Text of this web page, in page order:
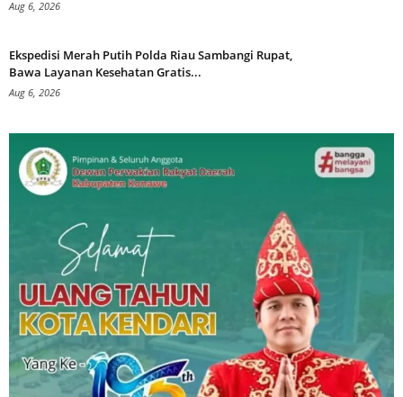
Aug 6, 2026
Ekspedisi Merah Putih Polda Riau Sambangi Rupat,
Bawa Layanan Kesehatan Gratis...
Aug 6, 2026